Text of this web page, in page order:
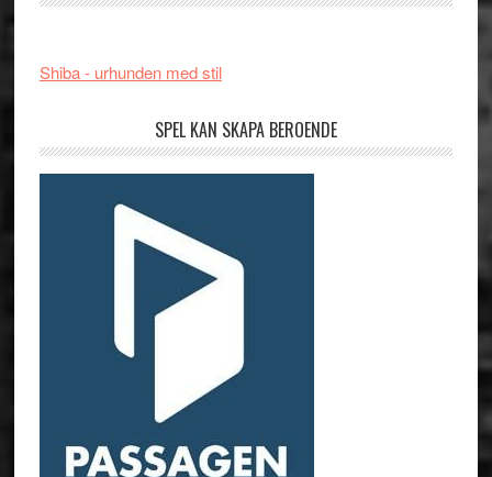
Shiba - urhunden med stil
SPEL KAN SKAPA BEROENDE